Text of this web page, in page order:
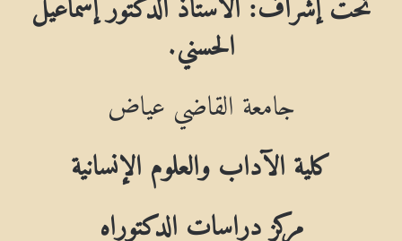
الحسني.
جامعة القاضي عياض
كلية الآداب والعلوم الإنسانية
مركز دراسات الدكتوراه